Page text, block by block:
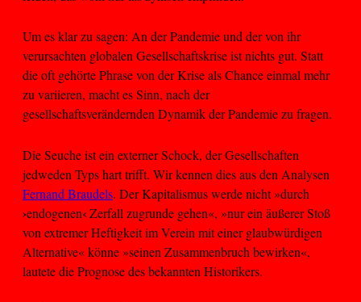
Um es klar zu sagen: An der Pandemie und der von ihr
verursachten globalen Gesellschaftskrise ist nichts gut. Statt
die oft gehörte Phrase von der Krise als Chance einmal mehr
zu variieren, macht es Sinn, nach der
gesellschaftsverändernden Dynamik der Pandemie zu fragen.
Die Seuche ist ein externer Schock, der Gesellschaften
jedweden Typs hart trifft. Wir kennen dies aus den Analysen
Fernand Braudels. Der Kapitalismus werde nicht »durch
›endogenen‹Zerfall zugrunde gehen«, »nur ein äußerer Stoß
von extremer Heftigkeit im Verein mit einer glaubwürdigen
Alternative« könne »seinen Zusammenbruch bewirken«,
lautete die Prognose des bekannten Historikers.